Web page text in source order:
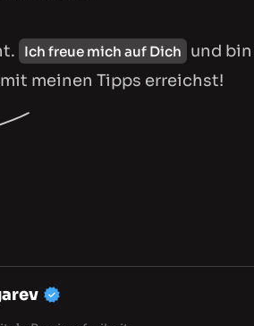
Ich freue mich auf Dich
und bin
meinen Tipps erreichst!